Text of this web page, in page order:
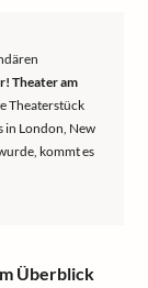
Theater am
Theaterstück
in London, New
kommt es
Überblick